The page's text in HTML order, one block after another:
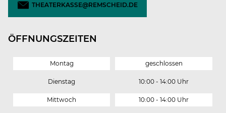
THEATERKASSE@REMSCHEID.DE
ÖFFNUNGSZEITEN
Montag geschlossen
Dienstag 10:00 - 14:00 Uhr
Mittwoch 10:00 - 14:00 Uhr